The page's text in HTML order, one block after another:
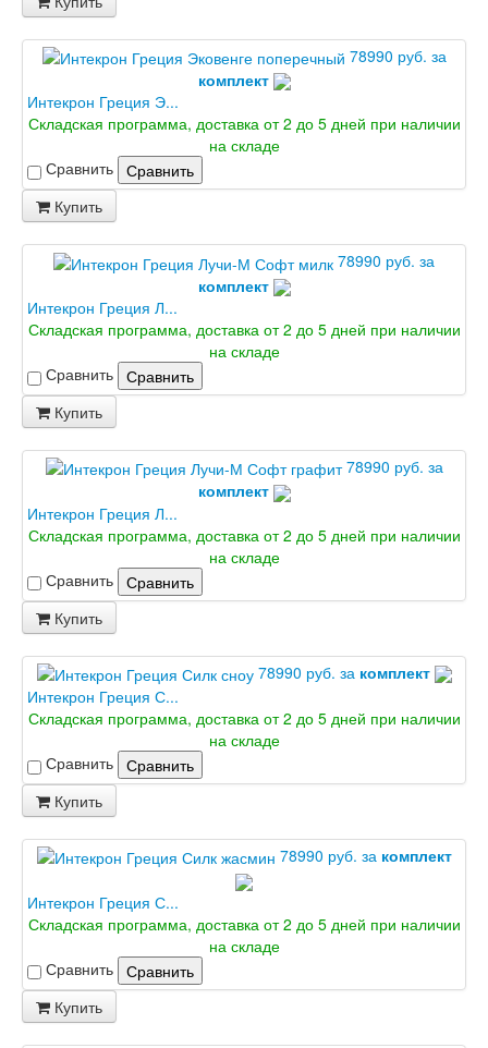
78990 руб. за
комплект
Интекрон Греция Э...
Складская программа, доставка от 2 до 5 дней при наличии
на складе
Сравнить Сравнить
Купить
78990 руб. за
комплект
Интекрон Греция Л...
Складская программа, доставка от 2 до 5 дней при наличии
на складе
Сравнить Сравнить
Купить
78990 руб. за
комплект
Интекрон Греция Л...
Складская программа, доставка от 2 до 5 дней при наличии
на складе
Сравнить Сравнить
Купить
78990 руб. за комплект
Интекрон Греция С...
Складская программа, доставка от 2 до 5 дней при наличии
на складе
Сравнить Сравнить
Купить
78990 руб. за комплект
Интекрон Греция С...
Складская программа, доставка от 2 до 5 дней при наличии
на складе
Сравнить Сравнить
Купить